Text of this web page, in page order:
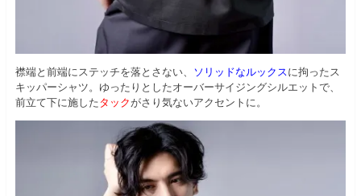
襟端と前端にステッチを落とさない、 ソリッドなルックスに拘ったス
キッパーシャツ。ゆったりとしたオーバーサイジングシルエットで、
前立て下に施したタックがさり気ないアクセントに。